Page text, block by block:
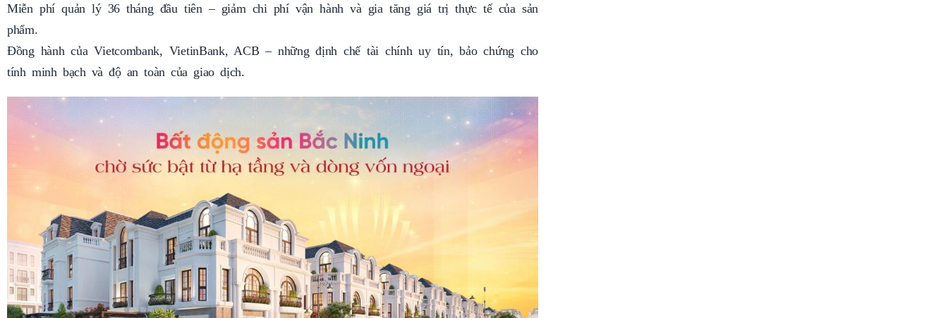
Miễn phí quản lý 36 tháng đầu tiên – giảm chi phí vận hành và gia tăng giá trị thực tế của sản
phẩm.
Đồng hành của Vietcombank, VietinBank, ACB – những định chế tài chính uy tín, bảo chứng cho
tính minh bạch và độ an toàn của giao dịch.